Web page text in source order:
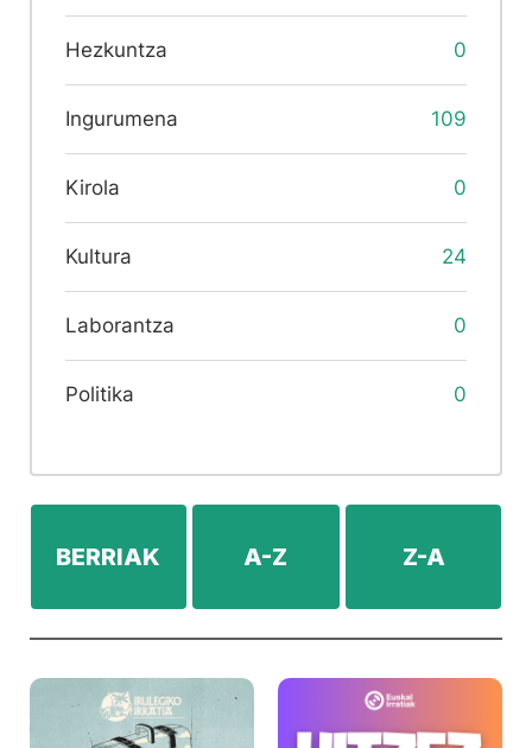
Hezkuntza 0
Ingurumena 109
Kirola 0
Kultura 24
Laborantza 0
Politika 0
BERRIAK A-Z Z-A